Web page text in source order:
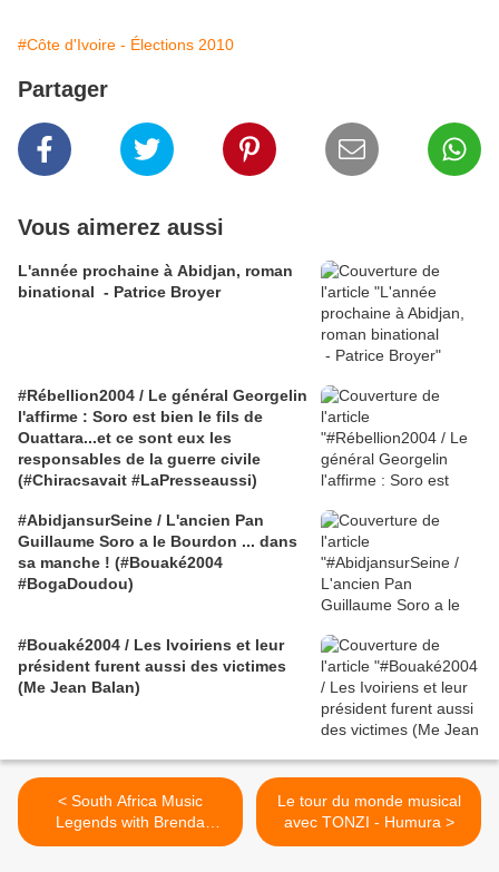
#Côte d'Ivoire - Élections 2010
Partager
Vous aimerez aussi
L'année prochaine à Abidjan, roman
binational - Patrice Broyer
#Rébellion2004 / Le général Georgelin
l'affirme : Soro est bien le fils de
Ouattara...et ce sont eux les
responsables de la guerre civile
(#Chiracsavait #LaPresseaussi)
#AbidjansurSeine / L'ancien Pan
Guillaume Soro a le Bourdon ... dans
sa manche ! (#Bouaké2004
#BogaDoudou)
#Bouaké2004 / Les Ivoiriens et leur
président furent aussi des victimes
(Me Jean Balan)
< South Africa Music
Legends with Brenda
Fassie : Wedding D
Le tour du monde musical
avec TONZI - Humura >